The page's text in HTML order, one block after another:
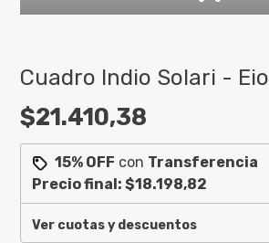
Cuadro Indio Solari - Eio
$21.410,38
15% OFF con Transferencia
Precio final:$18.198,82
Ver cuotas y descuentos